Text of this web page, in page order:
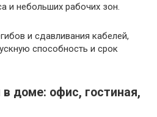
и небольших рабочих зон.
и сдавливания кабелей,
способность и срок
доме: офис, гостиная,